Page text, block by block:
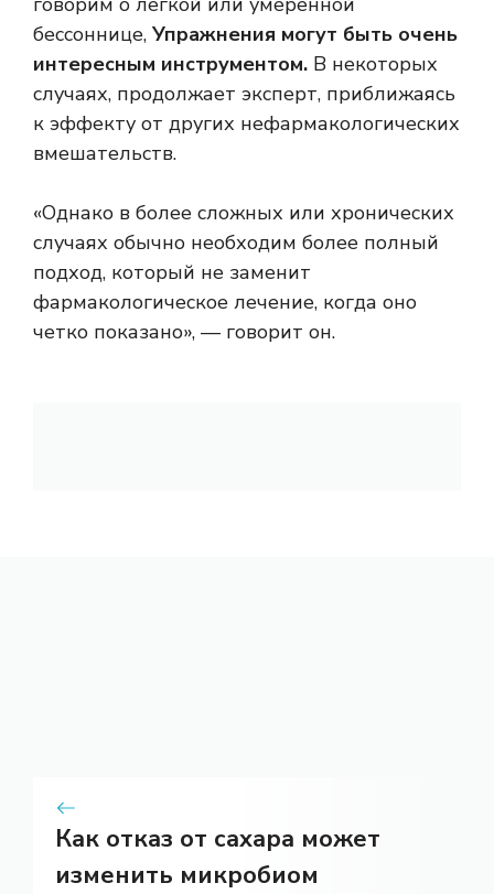
бессоннице, Упражнения могут быть очень
интересным инструментом. В некоторых
случаях, продолжает эксперт, приближаясь
к эффекту от других нефармакологических
вмешательств.
«Однако в более сложных или хронических
случаях обычно необходим более полный
подход, который не заменит
фармакологическое лечение, когда оно
четко показано», — говорит он.
Как отказ от сахара может
изменить микробиом